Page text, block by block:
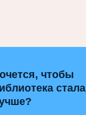
чтобы
стала